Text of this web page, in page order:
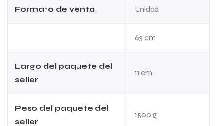
Formato de venta Unidad
63 cm
Largo del paquete del
seller
11 cm
Peso del paquete del
seller
1500 g